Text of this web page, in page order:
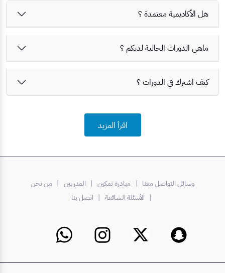
هل الأكاديمية معتمدة ؟
ماهي الدورات الحالية لديكم ؟
كيف اشترك في الدورات ؟
اقرأ المزيد
وسائل التواصل معنا | مبادرة تمكين | المدربين | من نحن
| الأسئلة الشائعة | اتصل بنا